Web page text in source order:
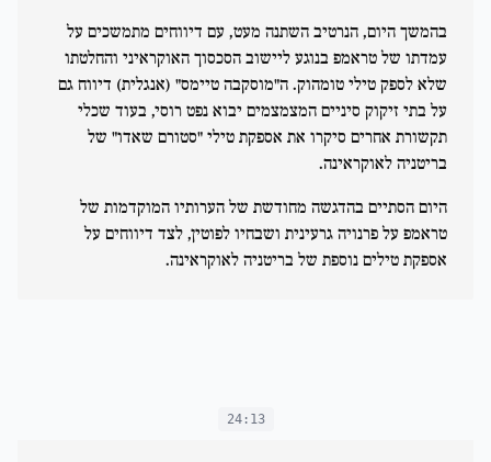
בהמשך היום, הנרטיב השתנה מעט, עם דיווחים מתמשכים על
עמדתו של טראמפ בנוגע ליישוב הסכסוך האוקראיני והחלטתו
שלא לספק טילי טומהוק. ה"מוסקבה טיימס" (אנגלית) דיווח גם
על בתי זיקוק סיניים המצמצמים יבוא נפט רוסי, בעוד שכלי
תקשורת אחרים סיקרו את אספקת טילי "סטורם שאדו" של
בריטניה לאוקראינה.
היום הסתיים בהדגשה מחודשת של הערותיו המוקדמות של
טראמפ על פרנויה גרעינית ושבחיו לפוטין, לצד דיווחים על
אספקת טילים נוספת של בריטניה לאוקראינה.
24:13